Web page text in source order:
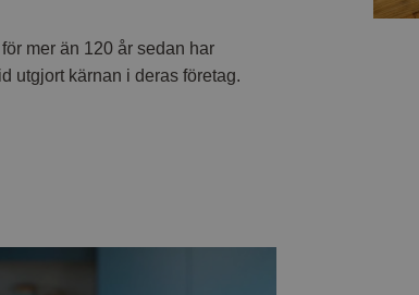
mer än 120 år sedan har
utgjort kärnan i deras företag.